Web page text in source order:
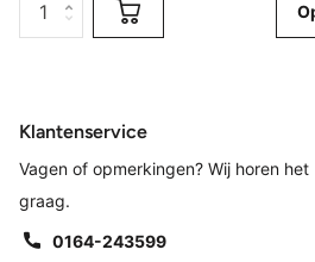
Klantenservice
Vagen of opmerkingen? Wij horen het
graag.
0164-243599